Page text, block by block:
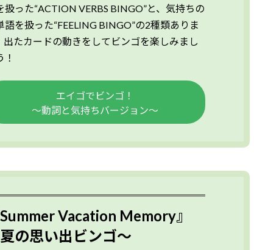
扱った“ACTION VERBS BINGO”と、気持ちの
語を扱った“FEELING BINGO”の2種類ありま
出たカードの動きをしてビンゴを楽しみまし
！
エイゴでビンゴ！
～動詞と気持ちバージョン～
Summer Vacation Memory』
の思い出ビンゴ～